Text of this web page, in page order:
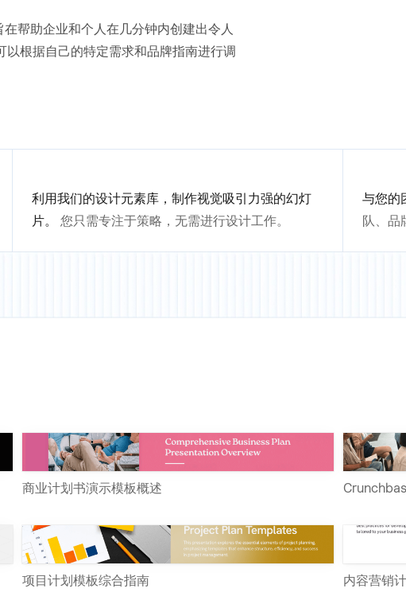
帮助企业和个人在几分钟内创建出令人
根据自己的特定需求和品牌指南进行调
利用我们的设计元素库，制作视觉吸引力强的幻灯
片。
您只需专注于策略，无需进行设计工作。
与您的
队、品
商业计划书演示模板概述
项目计划模板综合指南 内容营销